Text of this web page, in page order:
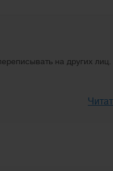
на других лиц.